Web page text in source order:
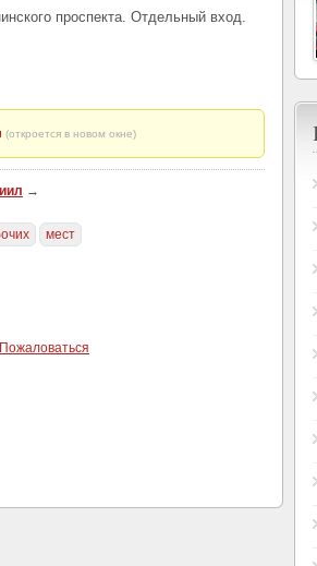
проспекта. Отдельный вход.
(откроется в новом окне)
→
мест
Пожаловаться